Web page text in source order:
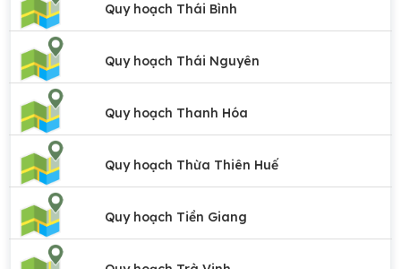
Quy hoạch Thái Bình
Quy hoạch Thái Nguyên
Quy hoạch Thanh Hóa
Quy hoạch Thừa Thiên Huế
Quy hoạch Tiền Giang